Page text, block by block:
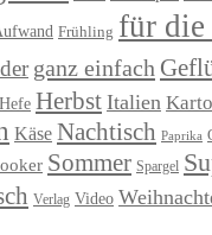
Frühling für
ganz einfach
Hefe Herbst Italien
Käse Nachtisch Paprika
Sommer Spargel
Verlag Video